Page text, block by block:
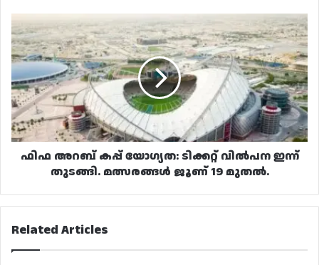
ഫിഫ
അറബ്
കപ്പ്
യോഗ്യത:
ടിക്കറ്റ്
വിൽപന
ഇന്ന്
തുടങ്ങി.
മത്സരങ്ങൾ
ജൂണ്
ഫിഫ അറബ് കപ്പ് യോഗ്യത: ടിക്കറ്റ് വിൽപന ഇന്ന്
തുടങ്ങി. മത്സരങ്ങൾ ജൂണ് 19 മുതൽ.
Related Articles